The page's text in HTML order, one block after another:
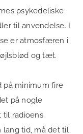
psykedeliske
til anvendelse. I
er atmosfæren i
og tæt.
på minimum fire
på nogle
til radioens
tid, må det til